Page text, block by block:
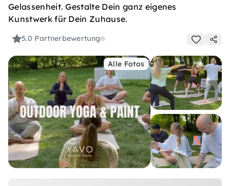
Gelassenheit. Gestalte Dein ganz eigenes
Kunstwerk für Dein Zuhause.
5.0 Partnerbewertung
Alle Fotos